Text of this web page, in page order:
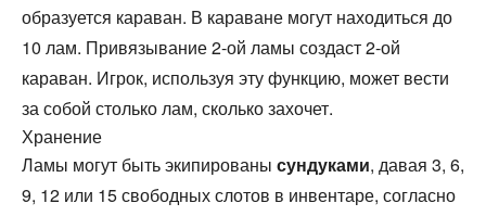
образуется караван. В караване могут находиться до
10 лам. Привязывание 2-ой ламы создаст 2-ой
караван. Игрок, используя эту функцию, может вести
за собой столько лам, сколько захочет.
Хранение
Ламы могут быть экипированы сундуками, давая 3, 6,
9, 12 или 15 свободных слотов в инвентаре, согласно